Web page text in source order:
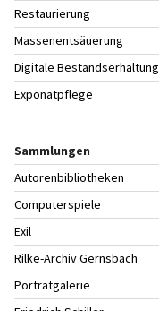
Restaurierung
Massenentsäuerung
Digitale Bestandserhaltung
Exponatpflege
Sammlungen
Autorenbibliotheken
Computerspiele
Exil
Rilke-Archiv Gernsbach
Porträtgalerie